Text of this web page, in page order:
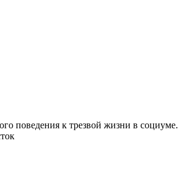
поведения к трезвой жизни в социуме.